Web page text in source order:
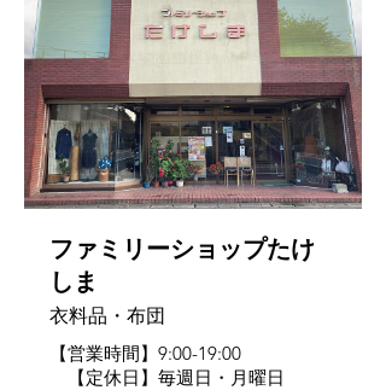
ファミリーショップたけ
しま
衣料品・布団
【営業時間】9:00-19:00
【定休日】毎週日・月曜日